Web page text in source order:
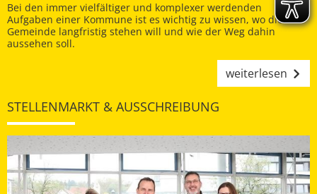
Bei den immer vielfältiger und komplexer werdenden
Aufgaben einer Kommune ist es wichtig zu wissen, wo die
Gemeinde langfristig stehen will und wie der Weg dahin
aussehen soll.
weiterlesen
STELLENMARKT & AUSSCHREIBUNG